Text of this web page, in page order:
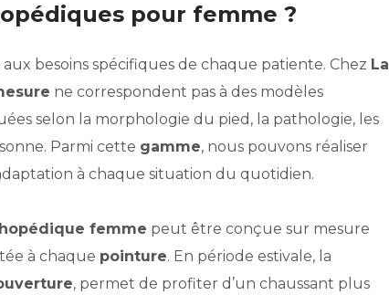
pour femme ?
besoins spécifiques de chaque patiente. Chez La
ne correspondent pas à des modèles
selon la morphologie du pied, la pathologie, les
Parmi cette gamme, nous pouvons réaliser
à chaque situation du quotidien.
femme peut être conçue sur mesure
à chaque pointure. En période estivale, la
, permet de profiter d’un chaussant plus